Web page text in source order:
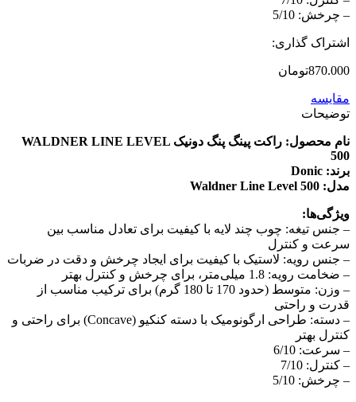
– چرخش: 5/10
اشتراک گذاری:
تومان870.000
مقایسه
توضیحات
نام محصول: راکت پینگ پنگ دونیک WALDNER LINE LEVEL
500
برند: Donic
مدل: Waldner Line Level 500
ویژگی‌ها:
– جنس تیغه: چوب چند لایه با کیفیت برای تعادل مناسب بین
سرعت و کنترل
– جنس رویه: لاستیک با کیفیت برای ایجاد چرخش و دقت در ضربات
– ضخامت رویه: 1.8 میلی‌متر، برای چرخش و کنترل بهتر
– وزن: متوسط (حدود 170 تا 180 گرم) برای ترکیب مناسب از
قدرت و راحتی
– دسته: طراحی ارگونومیک با دسته کنکیو (Concave) برای راحتی و
کنترل بهتر
– سرعت: 6/10
– کنترل: 7/10
– چرخش: 5/10